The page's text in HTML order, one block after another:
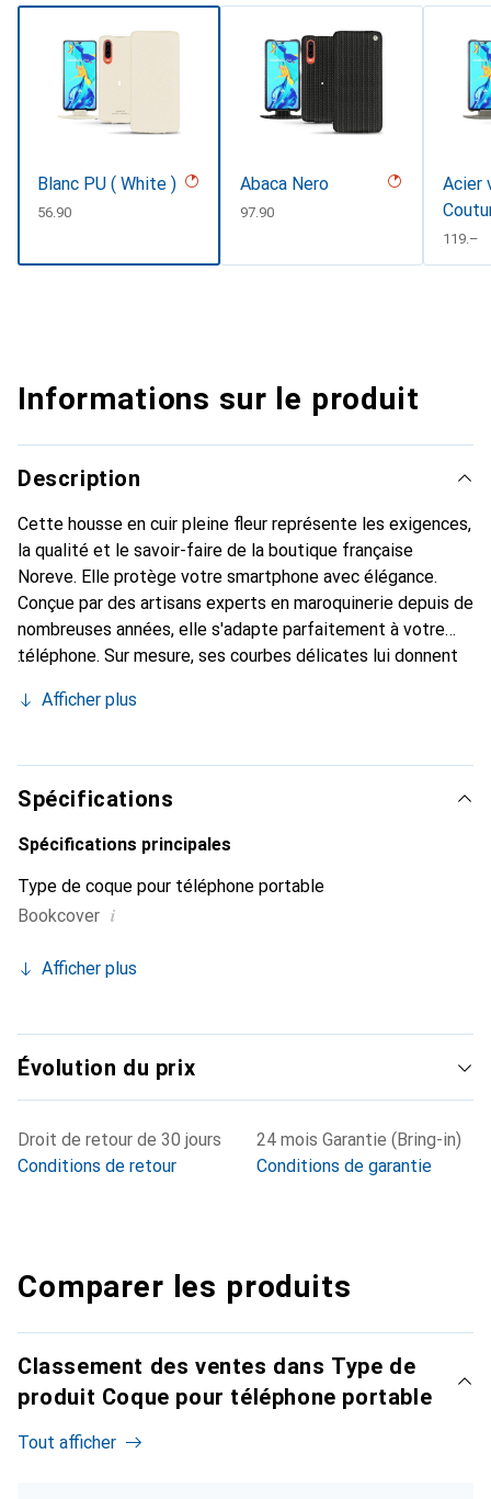
Blanc PU ( White )
CHF
56.90
Abaca Nero
CHF
97.90
Acier
CHF
119.–
Informations sur le produit
Description
Cette housse en cuir pleine fleur représente les exigences,
la qualité et le savoir-faire de la boutique française
Noreve. Elle protège votre smartphone avec élégance.
Conçue par des artisans experts en maroquinerie depuis de
nombreuses années, elle s'adapte parfaitement à votre
téléphone. Sur mesure, ses courbes délicates lui donnent
et indispensable de votre smartphone. Reconnaît
marque Noreve est un choix sûr pour une clientèle
exigeante.
Afficher plus
Spécifications
Spécifications principales
Type de coque pour téléphone portable
Bookcover i
Afficher plus
Évolution du prix
Droit de retour de 30 jours
Conditions de retour
24 mois Garantie (Bring-in)
Conditions de garantie
Comparer les produits
Classement des ventes dans Type de
produit Coque pour téléphone portable
Tout afficher